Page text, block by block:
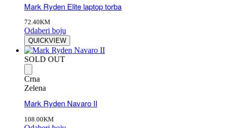
Mark Ryden Elite laptop torba
72.40KM
Odaberi boju
QUICKVIEW
SOLD OUT
Crna
Zelena
Mark Ryden Navaro II
108.00KM